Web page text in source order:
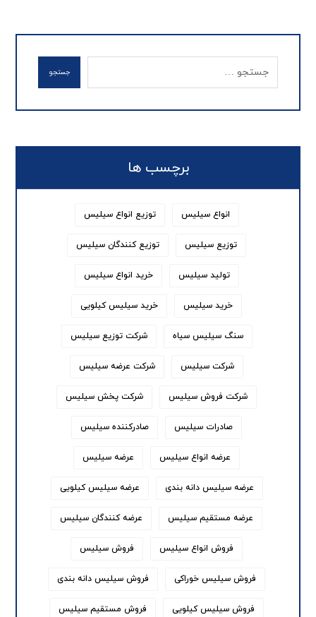
جستجو
برچسب ها
انواع سیلیس توزیع انواع سیلیس
توزیع سیلیس توزیع کنندگان سیلیس
تولید سیلیس خرید انواع سیلیس
خرید سیلیس خرید سیلیس کیلویی
سنگ سیلیس سیاه شرکت توزیع سیلیس
شرکت سیلیس شرکت عرضه سیلیس
شرکت فروش سیلیس شرکت پخش سیلیس
صادرات سیلیس صادرکننده سیلیس
عرضه انواع سیلیس عرضه سیلیس
عرضه سیلیس دانه بندی عرضه سیلیس کیلویی
عرضه مستقیم سیلیس عرضه کنندگان سیلیس
فروش انواع سیلیس فروش سیلیس
فروش سیلیس خوراکی فروش سیلیس دانه بندی
فروش سیلیس کیلویی فروش مستقیم سیلیس